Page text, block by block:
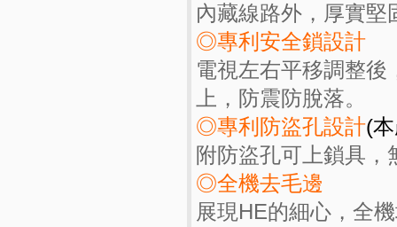
內藏線路外，厚實堅
◎專利安全鎖設計
電視左右平移調整
上，防震防脫落。
◎專利防盜孔設計(
附防盜孔可上鎖具
◎全機去毛邊
展現HE的細心，全